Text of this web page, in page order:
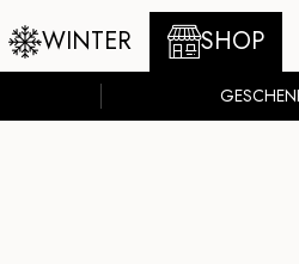
WINTER SHOP